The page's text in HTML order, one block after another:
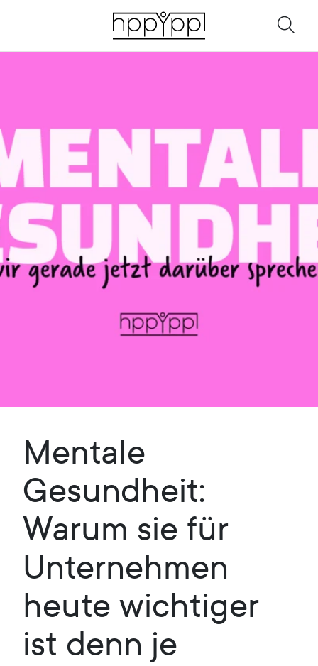
Mentale
Gesundheit:
Warum sie für
Unternehmen
heute wichtiger
ist denn je